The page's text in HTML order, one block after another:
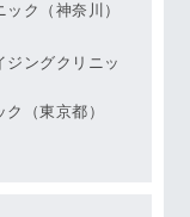
ク（神奈川）
ジングクリニッ
（東京都）